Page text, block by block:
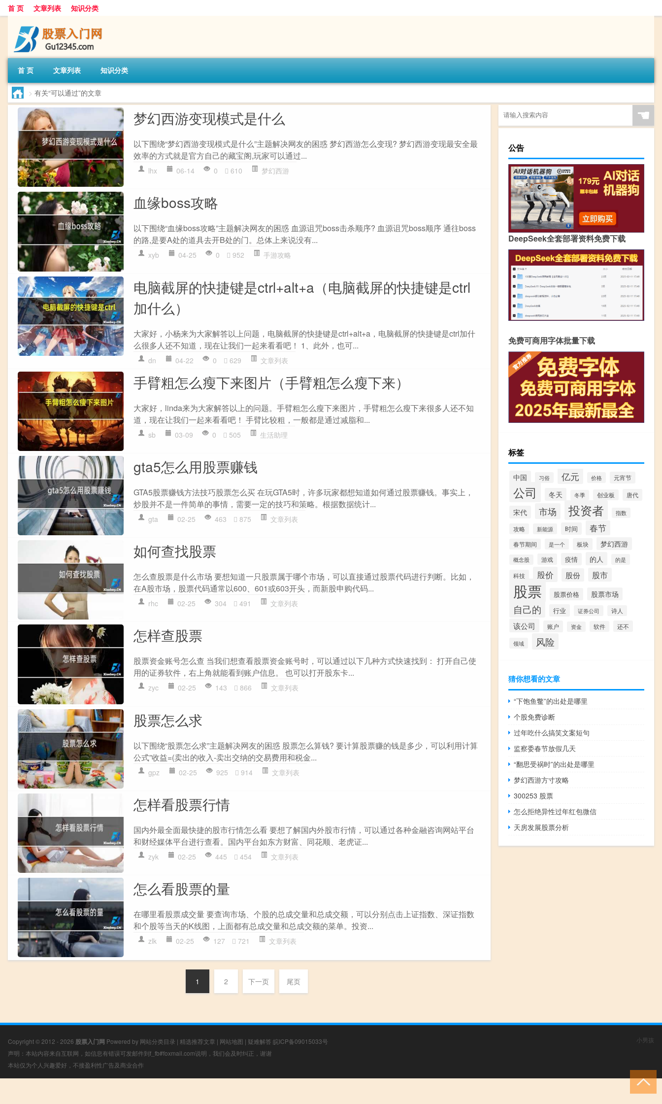
首 页 文章列表 知识分类
首 页 文章列表 知识分类
> 有关“可以通过”的文章
梦幻西游变现模式是什么
以下围绕“梦幻西游变现模式是什么”主题解决网友的困惑 梦幻西游怎么变现? 梦幻西游变现最安全最
效率的方式就是官方自己的藏宝阁,玩家可以通过...
lhx 06-14 0 610 梦幻西游
血缘boss攻略
以下围绕“血缘boss攻略”主题解决网友的困惑 血源诅咒boss击杀顺序? 血源诅咒boss顺序 通往boss
的路,是要A处的道具去开B处的门。总体上来说没有...
xyb 04-25 0 952 手游攻略
电脑截屏的快捷键是ctrl+alt+a（电脑截屏的快捷键是ctrl
加什么）
大家好，小杨来为大家解答以上问题，电脑截屏的快捷键是ctrl+alt+a，电脑截屏的快捷键是ctrl加什
么很多人还不知道，现在让我们一起来看看吧！ 1、此外，也可...
dn 04-22 0 629 文章列表
手臂粗怎么瘦下来图片（手臂粗怎么瘦下来）
大家好，linda来为大家解答以上的问题。手臂粗怎么瘦下来图片，手臂粗怎么瘦下来很多人还不知
道，现在让我们一起来看看吧！ 手臂比较粗，一般都是通过减脂和...
sb 03-09 0 505 生活助理
gta5怎么用股票赚钱
GTA5股票赚钱方法技巧股票怎么买 在玩GTA5时，许多玩家都想知道如何通过股票赚钱。事实上，
炒股并不是一件简单的事情，需要一定的技巧和策略。根据数据统计...
gta 02-25 463 875 文章列表
如何查找股票
怎么查股票是什么市场 要想知道一只股票属于哪个市场，可以直接通过股票代码进行判断。比如，
在A股市场，股票代码通常以600、601或603开头，而新股申购代码...
rhc 02-25 304 491 文章列表
怎样查股票
股票资金账号怎么查 当我们想查看股票资金账号时，可以通过以下几种方式快速找到： 打开自己使
用的证券软件，右上角就能看到账户信息。 也可以打开股东卡...
zyc 02-25 143 866 文章列表
股票怎么求
以下围绕“股票怎么求”主题解决网友的困惑 股票怎么算钱? 要计算股票赚的钱是多少，可以利用计算
公式”收益=(卖出的收入-卖出交纳的交易费用和税金...
gpz 02-25 925 914 文章列表
怎样看股票行情
国内外最全面最快捷的股市行情怎么看 要想了解国内外股市行情，可以通过各种金融咨询网站平台
和财经媒体平台进行查看。国内平台如东方财富、同花顺、老虎证...
zyk 02-25 445 454 文章列表
怎么看股票的量
在哪里看股票成交量 要查询市场、个股的总成交量和总成交额，可以分别点击上证指数、深证指数
和个股等当天的K线图，上面都有总成交量和总成交额的菜单。投资...
zlk 02-25 127 721 文章列表
1 2 下一页 尾页
☚
公告
DeepSeek全套部署资料免费下载
免费可商用字体批量下载
标签
中国 习俗 亿元 价格 元宵节
公司 冬天 冬季 创业板 唐代
宋代 市场 投资者 指数
攻略 新能源 时间 春节
春节期间 是一个 板块 梦幻西游
概念股 游戏 疫情 的人 的是
科技 股价 股份 股市
股票 股票价格 股票市场
自己的 行业 证券公司 诗人
该公司 账户 资金 软件 还不
领域 风险
猜你想看的文章
“下饱鱼鳖”的出处是哪里
个股免费诊断
过年吃什么搞笑文案短句
监察委春节放假几天
“翻思受祸时”的出处是哪里
梦幻西游方寸攻略
300253 股票
怎么拒绝异性过年红包微信
天房发展股票分析
Copyright © 2012 - 2026 股票入门网 Powered by 网站分类目录 | 精选推荐文章 | 网站地图 | 疑难解答 皖ICP备09015033号
声明：本站内容来自互联网，如信息有错误可发邮件到f_fb#foxmail.com说明，我们会及时纠正，谢谢
本站仅为个人兴趣爱好，不接盈利性广告及商业合作
小男孩